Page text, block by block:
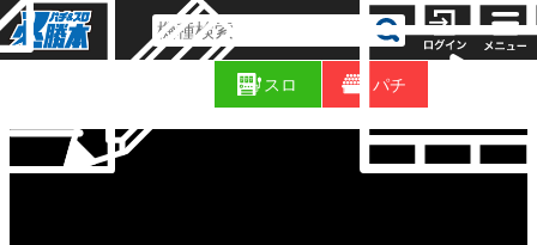
コ
ラ
ム
スロ パチ